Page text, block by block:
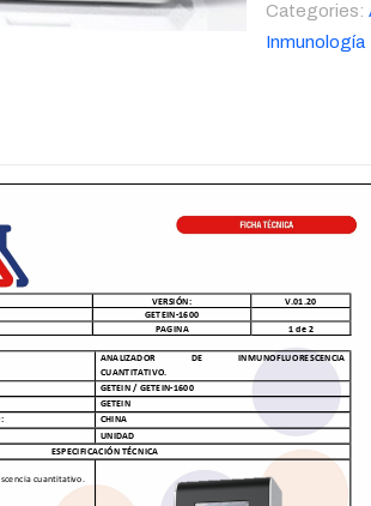
Categories:
Inmunología